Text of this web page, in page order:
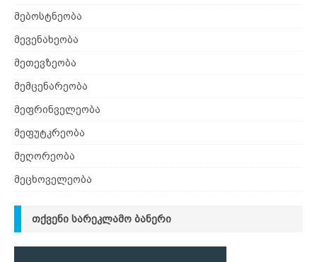
მებოსტნეობა
მევენახეობა
მეთევზეობა
მემცენარეობა
მეფრინველეობა
მეფუტკრეობა
მეღორეობა
მეცხოველეობა
ᲗᲥᲕᲔᲜᲘ ᲡᲐᲠᲔᲙᲚᲐᲛᲝ ᲑᲐᲜᲔᲠᲘ